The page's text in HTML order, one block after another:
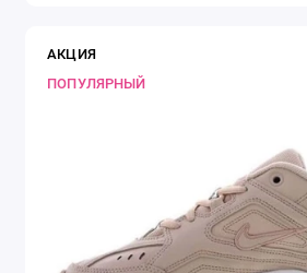
АКЦИЯ
ПОПУЛЯРНЫЙ